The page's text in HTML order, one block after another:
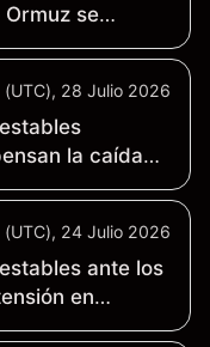
se
los anteriores
28 Julio 2026
la caída
24 Julio 2026
ante los
en